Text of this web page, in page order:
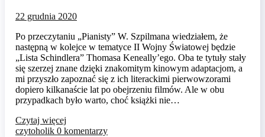
22 grudnia 2020
Po przeczytaniu „Pianisty” W. Szpilmana wiedziałem, że
następną w kolejce w tematyce II Wojny Światowej będzie
„Lista Schindlera” Thomasa Keneally’ego. Oba te tytuły stały
się szerzej znane dzięki znakomitym kinowym adaptacjom, a
mi przyszło zapoznać się z ich literackimi pierwowzorami
dopiero kilkanaście lat po obejrzeniu filmów. Ale w obu
przypadkach było warto, choć książki nie…
Czytaj więcej
czytoholik 0 komentarzy